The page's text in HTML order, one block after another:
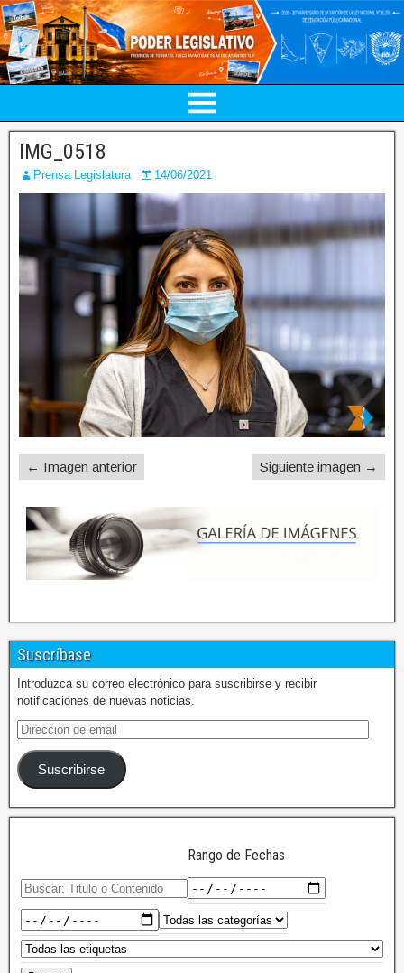
IMG_0518
Prensa Legislatura 14/06/2021
← Imagen anterior Siguiente imagen →
Suscríbase
Introduzca su correo electrónico para suscribirse y recibir
notificaciones de nuevas noticias.
Suscribirse
Rango de Fechas